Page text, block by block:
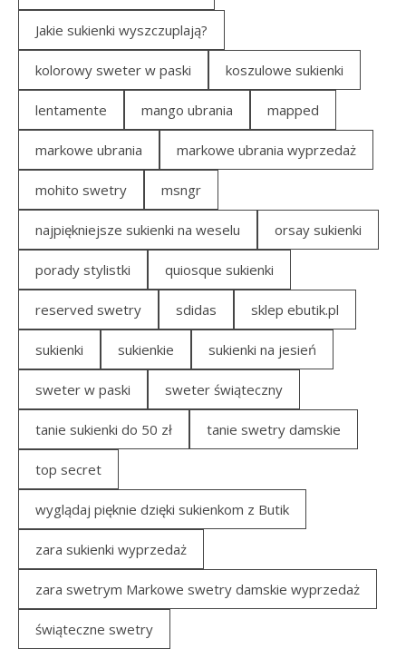
Jakie sukienki wyszczuplają?
kolorowy sweter w paski koszulowe sukienki
lentamente mango ubrania mapped
markowe ubrania markowe ubrania wyprzedaż
mohito swetry msngr
najpiękniejsze sukienki na weselu orsay sukienki
porady stylistki quiosque sukienki
reserved swetry sdidas sklep ebutik.pl
sukienki sukienkie sukienki na jesień
sweter w paski sweter świąteczny
tanie sukienki do 50 zł tanie swetry damskie
top secret
wyglądaj pięknie dzięki sukienkom z Butik
zara sukienki wyprzedaż
zara swetrym Markowe swetry damskie wyprzedaż
świąteczne swetry